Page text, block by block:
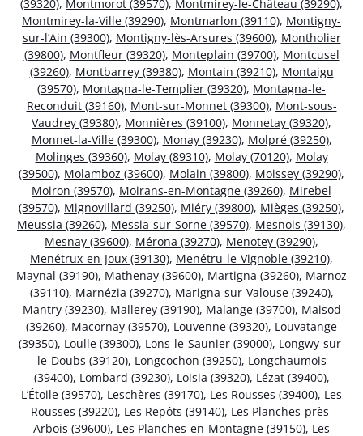
(39320), Montmorot (39570), Montmirey-le-Château (39290),
Montmirey-la-Ville (39290), Montmarlon (39110), Montigny-
sur-l’Ain (39300), Montigny-lès-Arsures (39600), Montholier
(39800), Montfleur (39320), Monteplain (39700), Montcusel
(39260), Montbarrey (39380), Montain (39210), Montaigu
(39570), Montagna-le-Templier (39320), Montagna-le-
Reconduit (39160), Mont-sur-Monnet (39300), Mont-sous-
Vaudrey (39380), Monnières (39100), Monnetay (39320),
Monnet-la-Ville (39300), Monay (39230), Molpré (39250),
Molinges (39360), Molay (89310), Molay (70120), Molay
(39500), Molamboz (39600), Molain (39800), Moissey (39290),
Moiron (39570), Moirans-en-Montagne (39260), Mirebel
(39570), Mignovillard (39250), Miéry (39800), Mièges (39250),
Meussia (39260), Messia-sur-Sorne (39570), Mesnois (39130),
Mesnay (39600), Mérona (39270), Menotey (39290),
Menétrux-en-Joux (39130), Menétru-le-Vignoble (39210),
Maynal (39190), Mathenay (39600), Martigna (39260), Marnoz
(39110), Marnézia (39270), Marigna-sur-Valouse (39240),
Mantry (39230), Mallerey (39190), Malange (39700), Maisod
(39260), Macornay (39570), Louvenne (39320), Louvatange
(39350), Loulle (39300), Lons-le-Saunier (39000), Longwy-sur-
le-Doubs (39120), Longcochon (39250), Longchaumois
(39400), Lombard (39230), Loisia (39320), Lézat (39400),
L’Étoile (39570), Leschères (39170), Les Rousses (39400), Les
Rousses (39220), Les Repôts (39140), Les Planches-près-
Arbois (39600), Les Planches-en-Montagne (39150), Les